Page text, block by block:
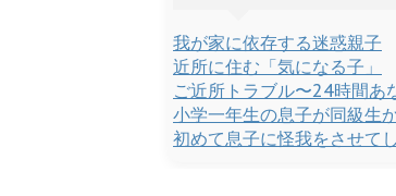
我が家に依存する迷惑親子
近所に住む「気になる子」
ご近所トラブル〜24時間あ
小学一年生の息子が同級生
初めて息子に怪我をさせて